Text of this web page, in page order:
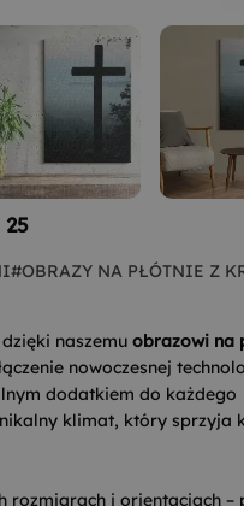
25
#OBRAZY NA PŁÓTNIE Z
naszemu obrazowi na
nowoczesnej
dodatkiem do każdego
klimat, który sprzyja
rozmiarach i orientacjach –